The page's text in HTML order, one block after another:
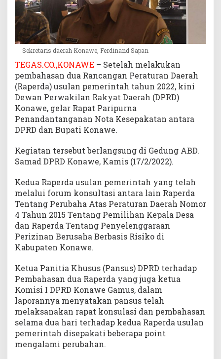
D
K
a
e
Sekretaris daerah Konawe, Ferdinand Sapan
TEGAS.CO.,KONAWE – Setelah melakukan
pembahasan dua Rancangan Peraturan Daerah
(Raperda) usulan pemerintah tahun 2022, kini
Dewan Perwakilan Rakyat Daerah (DPRD)
Konawe, gelar Rapat Paripurna
Penandantanganan Nota Kesepakatan antara
DPRD dan Bupati Konawe.
Kegiatan tersebut berlangsung di Gedung ABD.
Samad DPRD Konawe, Kamis (17/2/2022).
Kedua Raperda usulan pemerintah yang telah
melalui forum konsultasi antara lain Raperda
Tentang Perubaha Atas Peraturan Daerah Nomor
4 Tahun 2015 Tentang Pemilihan Kepala Desa
dan Raperda Tentang Penyelenggaraan
Perizinan Berusaha Berbasis Risiko di
Kabupaten Konawe.
Ketua Panitia Khusus (Pansus) DPRD terhadap
Pembahasan dua Raperda yang juga ketua
Komisi I DPRD Konawe Gamus, dalam
laporannya menyatakan pansus telah
melaksanakan rapat konsulasi dan pembahasan
selama dua hari terhadap kedua Raperda usulan
pemerintah disepakati beberapa point
mengalami perubahan.